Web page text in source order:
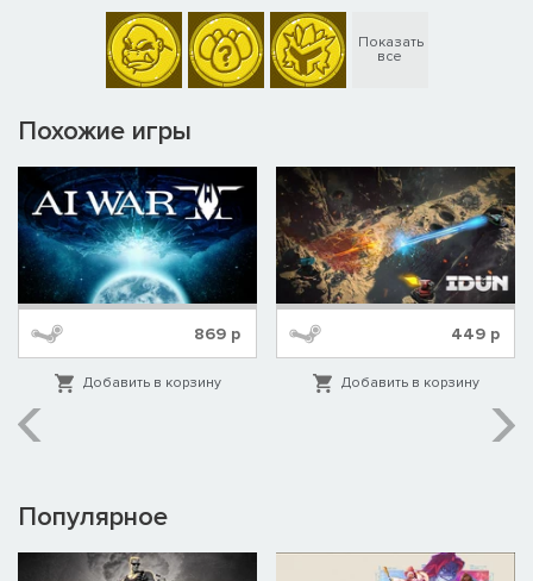
Показать
все
Похожие игры
869 р
Добавить в корзину
449 р
Добавить в корзину
Популярное